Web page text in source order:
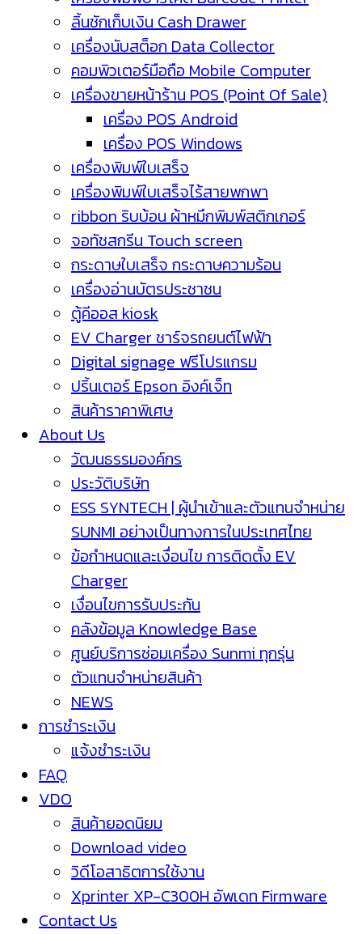
ลิ้นชักเก็บเงิน Cash Drawer
เครื่องนับสต็อก Data Collector
คอมพิวเตอร์มือถือ Mobile Computer
เครื่องขายหน้าร้าน POS (Point Of Sale)
เครื่อง POS Android
เครื่อง POS Windows
เครื่องพิมพ์ใบเสร็จ
เครื่องพิมพ์ใบเสร็จไร้สายพกพา
ribbon ริบบ้อน ผ้าหมึกพิมพ์สติกเกอร์
จอทัชสกรีน Touch screen
กระดาษใบเสร็จ กระดาษความร้อน
เครื่องอ่านบัตรประชาชน
ตู้คีออส kiosk
EV Charger ชาร์จรถยนต์ไฟฟ้า
Digital signage ฟรีโปรแกรม
ปริ้นเตอร์ Epson อิงค์เจ็ท
สินค้าราคาพิเศษ
About Us
วัฒนธรรมองค์กร
ประวัติบริษัท
ESS SYNTECH | ผู้นำเข้าและตัวแทนจำหน่าย
SUNMI อย่างเป็นทางการในประเทศไทย
ข้อกำหนดและเงื่อนไข การติดตั้ง EV
Charger
เงื่อนไขการรับประกัน
คลังข้อมูล Knowledge Base
ศูนย์บริการซ่อมเครื่อง Sunmi ทุกรุ่น
ตัวแทนจำหน่ายสินค้า
NEWS
การชำระเงิน
แจ้งชำระเงิน
FAQ
VDO
สินค้ายอดนิยม
Download video
วิดีโอสาธิตการใช้งาน
Xprinter XP-C300H อัพเดท Firmware
Contact Us